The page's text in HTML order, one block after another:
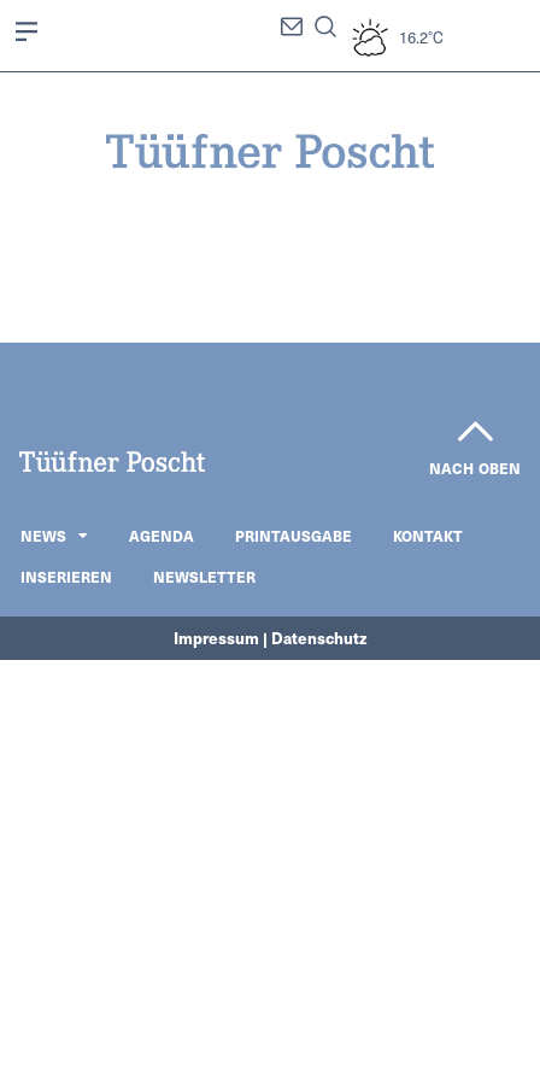
16.2°C
NACH OBEN
NEWS AGENDA PRINTAUSGABE
KONTAKT
INSERIEREN
NEWSLETTER
Impressum | Datenschutz